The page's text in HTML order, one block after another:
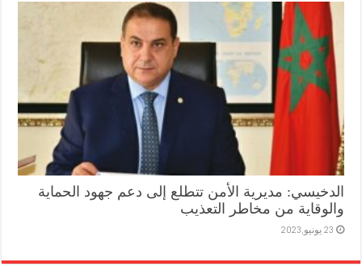
الدخيسي: مديرية الأمن تتطلع إلى دعم جهود الحماية
والوقاية من مخاطر التعذيب
23 يونيو,2023